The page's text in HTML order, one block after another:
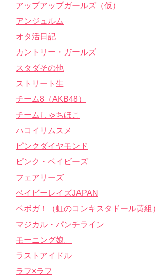
アップアップガールズ（仮）
アンジュルム
オタ活日記
カントリー・ガールズ
スタダその他
ストリート生
チーム8（AKB48）
チームしゃちほこ
ハコイリムスメ
ピンクダイヤモンド
ピンク・ベイビーズ
フェアリーズ
ベイビーレイズJAPAN
ベボガ！（虹のコンキスタドール黄組）
マジカル・パンチライン
モーニング娘。
ラストアイドル
ラフ×ラフ